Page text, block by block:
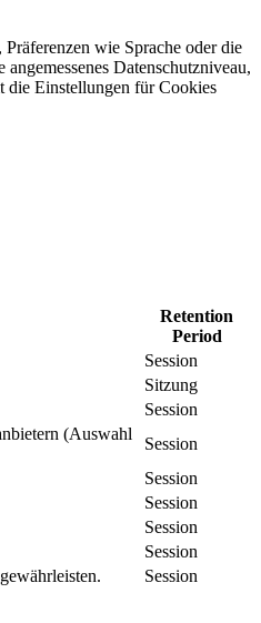
wie Sprache oder die
Daten­schutz­niveau,
die Einstellungen für Cookies
Retention
Period
Session
Sitzung
Session
(Auswahl
Session
Session
Session
Session
Session
Session